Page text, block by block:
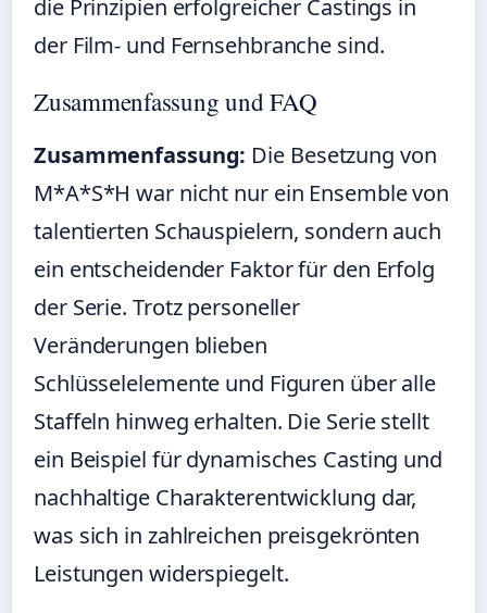
die Prinzipien erfolgreicher Castings in
der Film- und Fernsehbranche sind.
Zusammenfassung und FAQ
Zusammenfassung: Die Besetzung von
M*A*S*H war nicht nur ein Ensemble von
talentierten Schauspielern, sondern auch
ein entscheidender Faktor für den Erfolg
der Serie. Trotz personeller
Veränderungen blieben
Schlüsselelemente und Figuren über alle
Staffeln hinweg erhalten. Die Serie stellt
ein Beispiel für dynamisches Casting und
nachhaltige Charakterentwicklung dar,
was sich in zahlreichen preisgekrönten
Leistungen widerspiegelt.